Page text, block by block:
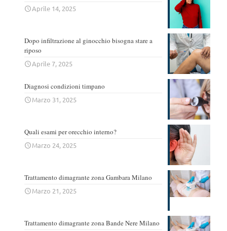
Aprile 14, 2025
Dopo infiltrazione al ginocchio bisogna stare a
riposo
Aprile 7, 2025
Diagnosi condizioni timpano
Marzo 31, 2025
Quali esami per orecchio interno?
Marzo 24, 2025
Trattamento dimagrante zona Gambara Milano
Marzo 21, 2025
Trattamento dimagrante zona Bande Nere Milano